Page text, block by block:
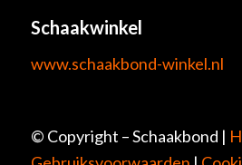
Schaakwinkel
www.schaakbond-winkel.nl
© Copyright – Schaakbond |